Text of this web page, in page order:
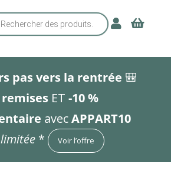
 
pas vers la rentrée 🎒
remisesET -10 %
avecAPPART10
* Voir l’offre